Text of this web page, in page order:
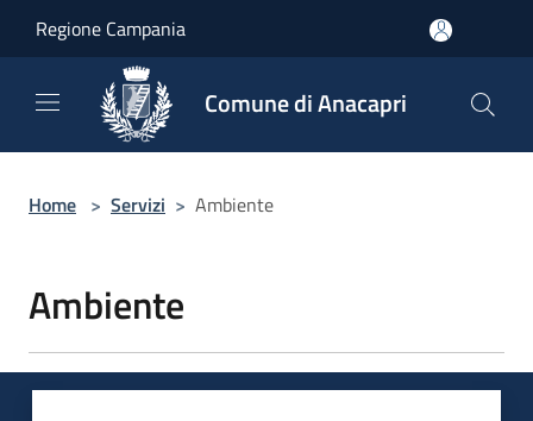
Regione Campania
Comune di Anacapri
Home > Servizi > Ambiente
Ambiente